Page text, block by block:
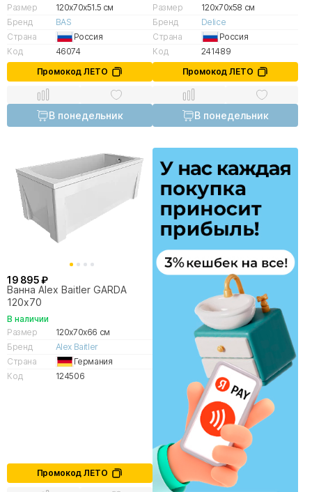
Размер
120x70x51.5 см
Бренд
BAS
Страна
Россия
Код
46074
Промокод ЛЕТО
В понедельник
Размер
120x70x58 см
Бренд
Delice
Страна
Россия
Код
241489
Промокод ЛЕТО
В понедельник
19 895 ₽
Ванна Alex Baitler GARDA
120х70
В наличии
Размер
120x70x66 см
Бренд
Alex Baitler
Страна
Германия
Код
124506
Промокод ЛЕТО